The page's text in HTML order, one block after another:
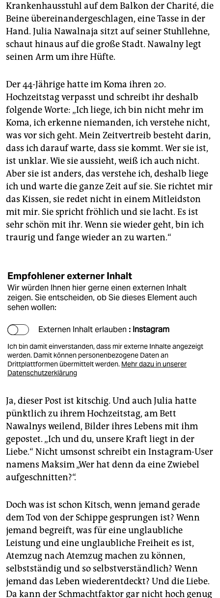
Krankenhausstuhl auf dem Balkon der Charité, die
Beine übereinandergeschlagen, eine Tasse in der
Hand. Julia Nawalnaja sitzt auf seiner Stuhllehne,
schaut hinaus auf die große Stadt. Nawalny legt
seinen Arm um ihre Hüfte.
Der 44-Jährige hatte im Koma ihren 20.
Hochzeitstag verpasst und schreibt ihr deshalb
folgende Worte: „Ich liege, ich bin nicht mehr im
Koma, ich erkenne niemanden, ich verstehe nicht,
was vor sich geht. Mein Zeitvertreib besteht darin,
dass ich darauf warte, dass sie kommt. Wer sie ist,
ist unklar. Wie sie aussieht, weiß ich auch nicht.
Aber sie ist anders, das verstehe ich, deshalb liege
ich und warte die ganze Zeit auf sie. Sie richtet mir
das Kissen, sie redet nicht in einem Mitleidston
mit mir. Sie spricht fröhlich und sie lacht. Es ist
sehr schön mit ihr. Wenn sie wieder geht, bin ich
traurig und fange wieder an zu warten.“
Empfohlener externer Inhalt
Wir würden Ihnen hier gerne einen externen Inhalt
zeigen. Sie entscheiden, ob Sie dieses Element auch
sehen wollen:
Externen Inhalt erlauben : Instagram
Ich bin damit einverstanden, dass mir externe Inhalte angezeigt
werden. Damit können personenbezogene Daten an
Drittplattformen übermittelt werden. Mehr dazu in unserer
Datenschutzerklärung
Ja, dieser Post ist kitschig. Und auch Julia hatte
pünktlich zu ihrem Hochzeitstag, am Bett
Nawalnys weilend, Bilder ihres Lebens mit ihm
gepostet. „Ich und du, unsere Kraft liegt in der
Liebe.“ Nicht umsonst schreibt ein Instagram-User
namens Maksim „Wer hat denn da eine Zwiebel
aufgeschnitten?“.
Doch was ist schon Kitsch, wenn jemand gerade
dem Tod von der Schippe gesprungen ist? Wenn
jemand begreift, was für eine unglaubliche
Leistung und eine unglaubliche Freiheit es ist,
Atemzug nach Atemzug machen zu können,
selbstständig und so selbstverständlich? Wenn
jemand das Leben wiederentdeckt? Und die Liebe.
Da kann der Schmachtfaktor gar nicht hoch genug